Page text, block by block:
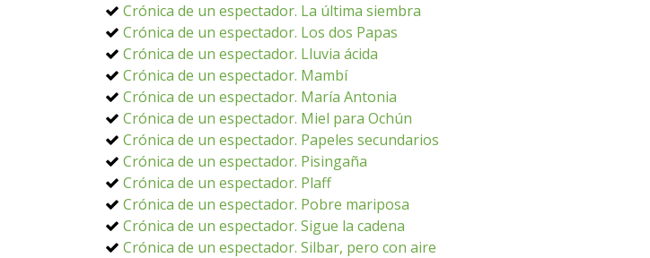
Crónica de un espectador. La última siembra
Crónica de un espectador. Los dos Papas
Crónica de un espectador. Lluvia ácida
Crónica de un espectador. Mambí
Crónica de un espectador. María Antonia
Crónica de un espectador. Miel para Ochún
Crónica de un espectador. Papeles secundarios
Crónica de un espectador. Pisingaña
Crónica de un espectador. Plaff
Crónica de un espectador. Pobre mariposa
Crónica de un espectador. Sigue la cadena
Crónica de un espectador. Silbar, pero con aire